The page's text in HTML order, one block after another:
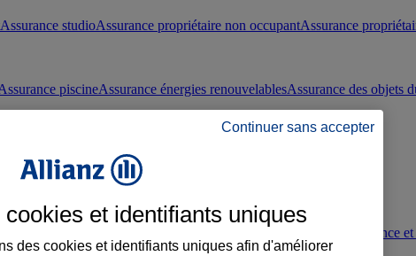
Assurance studioAssurance propriétaire non occupantAssurance
piscineAssurance énergies renouvelablesAssurance des objets
Conseils santé
Conseils prévoyance
Continuer sans accepter
et identifiants uniques
des cookies et identifiants uniques afin d'améliorer